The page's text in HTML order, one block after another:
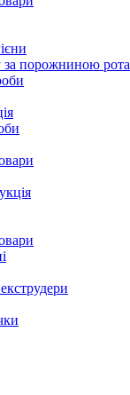
за порожниною рота